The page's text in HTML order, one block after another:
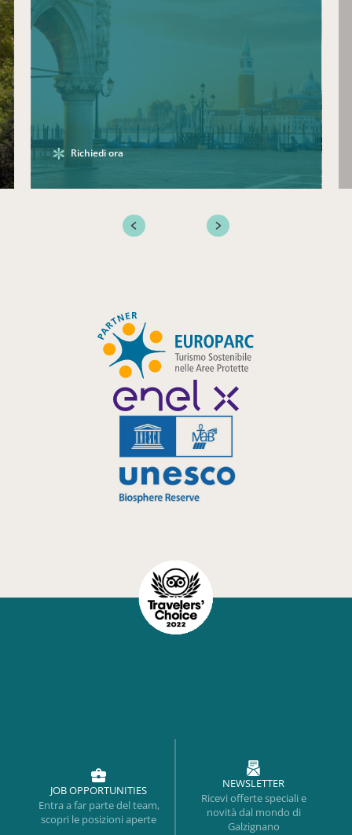
Richiedi ora
JOB OPPORTUNITIES
Entra a far parte del team,
scopri le posizioni aperte
NEWSLETTER
Ricevi offerte speciali e
novità dal mondo di
Galzignano